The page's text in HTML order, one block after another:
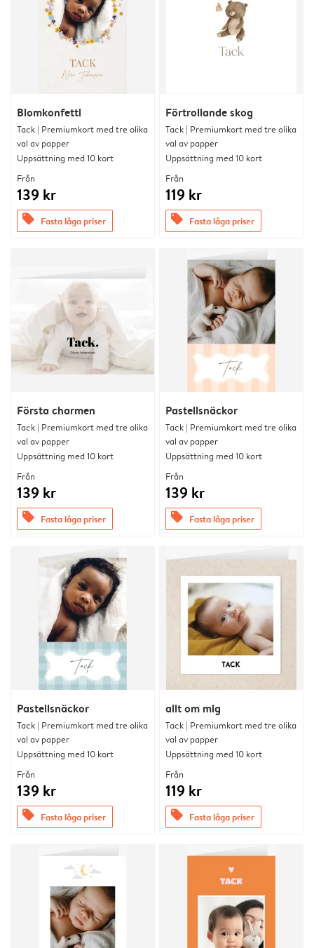
Blomkonfetti
Tack | Premiumkort med tre olika
val av papper
Uppsättning med 10 kort
Från
139 kr
offers Fasta låga priser
Förtrollande skog
Tack | Premiumkort med tre olika
val av papper
Uppsättning med 10 kort
Från
119 kr
offers Fasta låga priser
Första charmen
Tack | Premiumkort med tre olika
val av papper
Uppsättning med 10 kort
Från
139 kr
offers Fasta låga priser
Pastellsnäckor
Tack | Premiumkort med tre olika
val av papper
Uppsättning med 10 kort
Från
139 kr
offers Fasta låga priser
Pastellsnäckor
Tack | Premiumkort med tre olika
val av papper
Uppsättning med 10 kort
Från
139 kr
offers Fasta låga priser
allt om mig
Tack | Premiumkort med tre olika
val av papper
Uppsättning med 10 kort
Från
119 kr
offers Fasta låga priser